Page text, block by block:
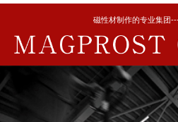
磁性材制作的专业集团